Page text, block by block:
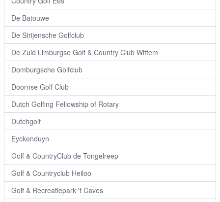
De Batouwe
De Strijensche Golfclub
De Zuid Limburgse Golf & Country Club Wittem
Domburgsche Golfclub
Doornse Golf Club
Dutch Golfing Fellowship of Rotary
Dutchgolf
Eyckenduyn
Golf & CountryClub de Tongelreep
Golf & Countryclub Heiloo
Golf & Recreatiepark 't Caves